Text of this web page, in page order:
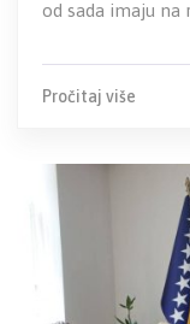
od sada imaju na
Pročitaj više